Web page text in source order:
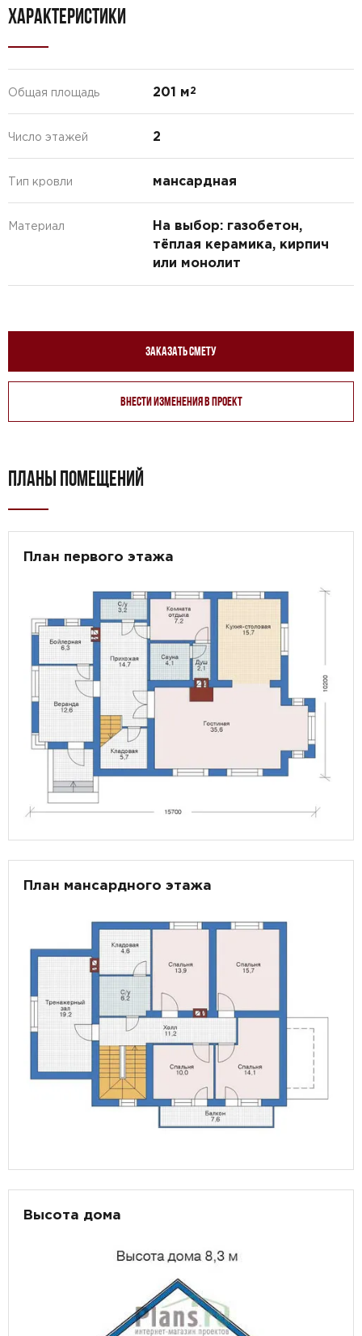
ХАРАКТЕРИСТИКИ
Общая площадь 201 м2
Число этажей 2
Тип кровли мансардная
Материал
На выбор: газобетон,
тёплая керамика, кирпич
или монолит
Заказать смету
Внести изменения в проект
ПЛАНЫ ПОМЕЩЕНИЙ
План первого этажа
План мансардного этажа
Высота дома